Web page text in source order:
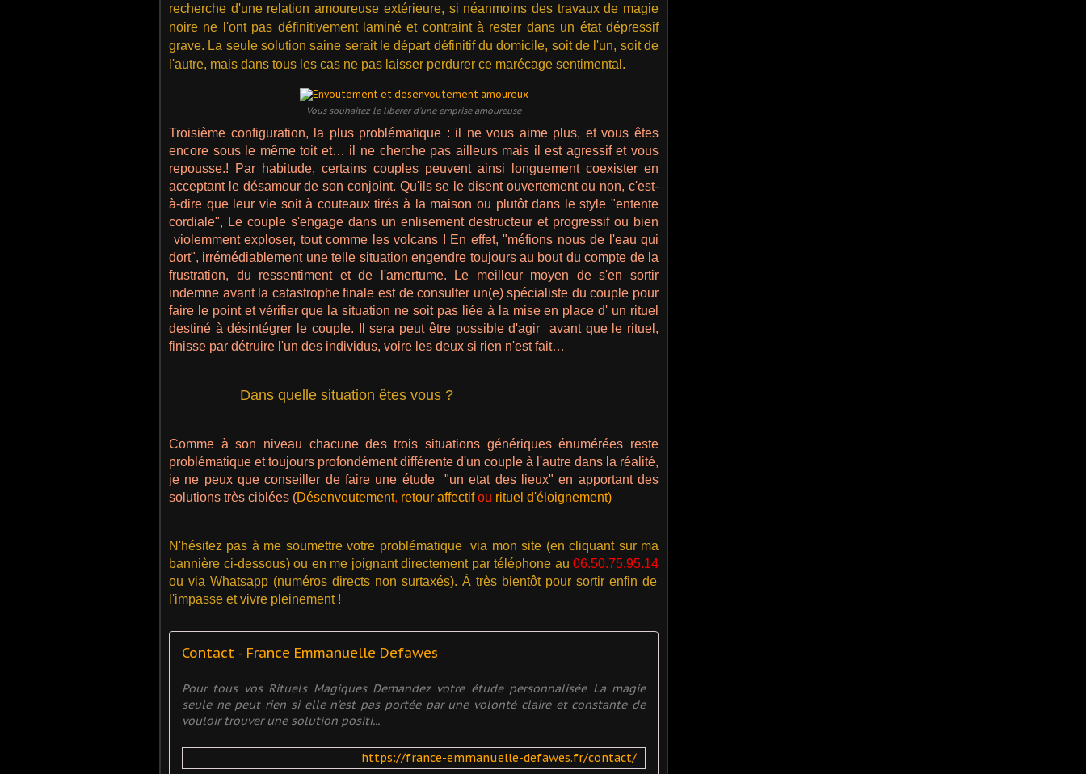
recherche d'une relation amoureuse extérieure, si néanmoins des travaux de magie
noire ne l'ont pas définitivement laminé et contraint à rester dans un état dépressif
grave. La seule solution saine serait le départ définitif du domicile, soit de l'un, soit de
l'autre, mais dans tous les cas ne pas laisser perdurer ce marécage sentimental.
Vous souhaitez le liberer d'une emprise amoureuse
Troisième configuration, la plus problématique : il ne vous aime plus, et vous êtes
encore sous le même toit et… il ne cherche pas ailleurs mais il est agressif et vous
repousse.! Par habitude, certains couples peuvent ainsi longuement coexister en
acceptant le désamour de son conjoint. Qu'ils se le disent ouvertement ou non, c'est-
à-dire que leur vie soit à couteaux tirés à la maison ou plutôt dans le style "entente
cordiale", Le couple s'engage dans un enlisement destructeur et progressif ou bien
violemment exploser, tout comme les volcans ! En effet, "méfions nous de l'eau qui
dort", irrémédiablement une telle situation engendre toujours au bout du compte de la
frustration, du ressentiment et de l'amertume. Le meilleur moyen de s'en sortir
indemne avant la catastrophe finale est de consulter un(e) spécialiste du couple pour
faire le point et vérifier que la situation ne soit pas liée à la mise en place d' un rituel
destiné à désintégrer le couple. Il sera peut être possible d'agir avant que le rituel,
finisse par détruire l'un des individus, voire les deux si rien n'est fait…
Dans quelle situation êtes vous ?
Comme à son niveau chacune des trois situations génériques énumérées reste
problématique et toujours profondément différente d'un couple à l'autre dans la réalité,
je ne peux que conseiller de faire une étude "un etat des lieux" en apportant des
solutions très ciblées (Désenvoutement, retour affectifou rituel d'éloignement)
N'hésitez pas à me soumettre votre problématique via mon site (en cliquant sur ma
bannière ci-dessous) ou en me joignant directement par téléphone au 06.50.75.95.14
ou via Whatsapp (numéros directs non surtaxés). À très bientôt pour sortir enfin de
l'impasse et vivre pleinement !
Contact - France Emmanuelle Defawes
Pour tous vos Rituels Magiques Demandez votre étude personnalisée La magie
seule ne peut rien si elle n'est pas portée par une volonté claire et constante de
vouloir trouver une solution positi...
https://france-emmanuelle-defawes.fr/contact/